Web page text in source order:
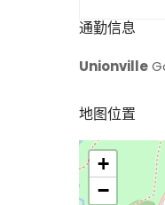
通勤信息
Unionville
地图位置
>
+
−